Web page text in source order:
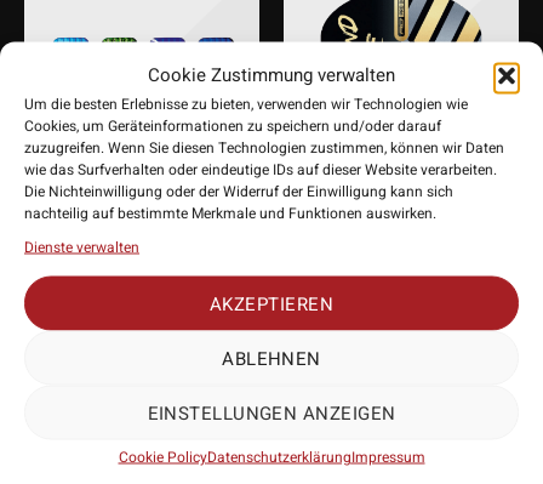
Cookie Zustimmung verwalten
Um die besten Erlebnisse zu bieten, verwenden wir Technologien wie
Cookies, um Geräteinformationen zu speichern und/oder darauf
zuzugreifen. Wenn Sie diesen Technologien zustimmen, können wir Daten
wie das Surfverhalten oder eindeutige IDs auf dieser Website verarbeiten.
Die Nichteinwilligung oder der Widerruf der Einwilligung kann sich
nachteilig auf bestimmte Merkmale und Funktionen auswirken.
Dienste verwalten
AKZEPTIEREN
ABLEHNEN
EINSTELLUNGEN ANZEIGEN
Cookie PolicyDatenschutzerklärungImpressum
Red Dragon Monza Dart
Case
Red Dragon Hardcore